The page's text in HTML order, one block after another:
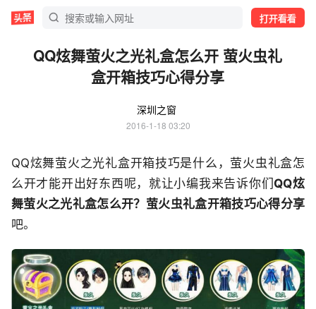
打开看看
QQ炫舞萤火之光礼盒怎么开 萤火虫礼
盒开箱技巧心得分享
深圳之窗
2016-1-18 03:20
QQ炫舞萤火之光礼盒开箱技巧是什么，萤火虫礼盒怎
么开才能开出好东西呢，就让小编我来告诉你们 QQ炫
舞萤火之光礼盒怎么开？萤火虫礼盒开箱技巧心得分享
吧。